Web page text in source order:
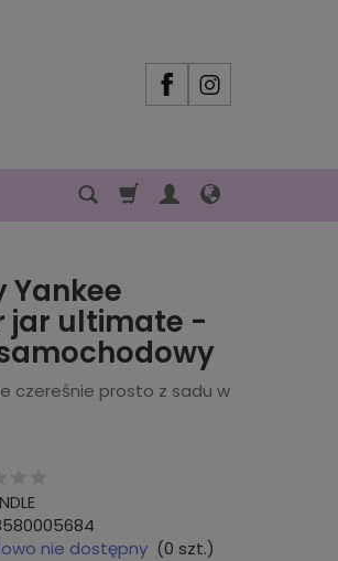
Yankee
jar ultimate -
czereśnie prosto z sadu w
nie dostępny (0 szt.)